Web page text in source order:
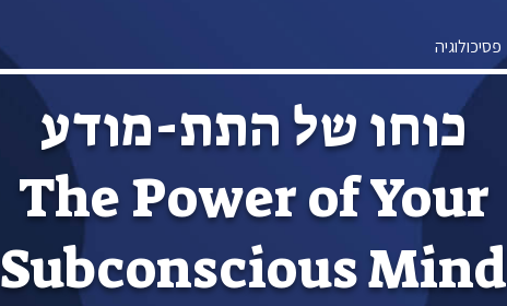
פסיכולוגיה
כוחו של התת-מודע
The Power of Your
Subconscious Mind